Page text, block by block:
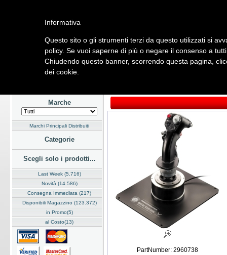
Listino Marchi Dati Cliente Servizi Company
Hardware Software Fotografia Telefonia Audio Video
Marche
Marchi Principali Distribuiti
Categorie
Scegli solo i prodotti...
Last Week (5.716)
Novità (14.586)
Consegna Immediata (217)
Disponibili Magazzino (123.372)
in Promo(5)
al Costo(13)
PartNumber: 2960738
Informativa
Questo sito o gli strumenti terzi da questo utilizzati si
policy. Se vuoi saperne di più o negare il consenso a
Chiudendo questo banner, scorrendo questa pagina,
dei cookie.